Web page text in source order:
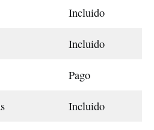
Incluido
Incluido
Pago
Incluido